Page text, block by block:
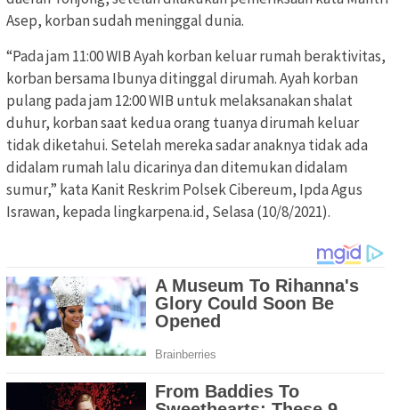
Asep, korban sudah meninggal dunia.
“Pada jam 11:00 WIB Ayah korban keluar rumah beraktivitas,
korban bersama Ibunya ditinggal dirumah. Ayah korban
pulang pada jam 12:00 WIB untuk melaksanakan shalat
duhur, korban saat kedua orang tuanya dirumah keluar
tidak diketahui. Setelah mereka sadar anaknya tidak ada
didalam rumah lalu dicarinya dan ditemukan didalam
sumur,” kata Kanit Reskrim Polsek Cibereum, Ipda Agus
Israwan, kepada lingkarpena.id, Selasa (10/8/2021).